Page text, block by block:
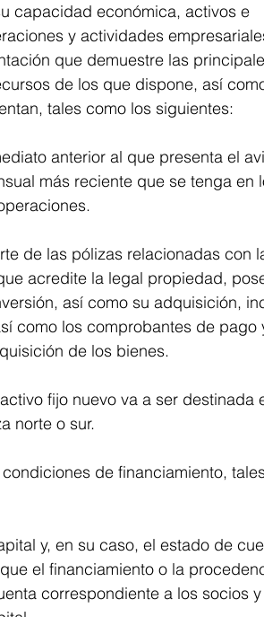
capacidad económica, activos e
y actividades
que demuestre las
de los que dispone, así
tales como los siguientes:
anterior al que presenta el
más reciente que se tenga en
de las pólizas relacionadas con
acredite la legal propiedad,
así como su adquisición,
como los comprobantes de pago
de los bienes.
fijo nuevo va a ser destinada
norte o sur.
de financiamiento,
y, en su caso, el estado de
el financiamiento o la
correspondiente a los socios y